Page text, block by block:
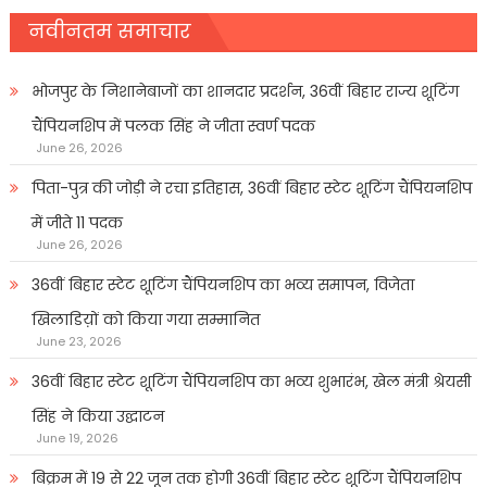
नवीनतम समाचार
भोजपुर के निशानेबाजों का शानदार प्रदर्शन, 36वीं बिहार राज्य शूटिंग
चैंपियनशिप में पलक सिंह ने जीता स्वर्ण पदक
June 26, 2026
पिता-पुत्र की जोड़ी ने रचा इतिहास, 36वीं बिहार स्टेट शूटिंग चैंपियनशिप
में जीते 11 पदक
June 26, 2026
36वीं बिहार स्टेट शूटिंग चैंपियनशिप का भव्य समापन, विजेता
खिलाडिय़ों को किया गया सम्मानित
June 23, 2026
36वीं बिहार स्टेट शूटिंग चैंपियनशिप का भव्य शुभारंभ, खेल मंत्री श्रेयसी
सिंह ने किया उद्घाटन
June 19, 2026
बिक्रम में 19 से 22 जून तक होगी 36वीं बिहार स्टेट शूटिंग चैंपियनशिप